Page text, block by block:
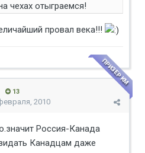
чехах отыграемся!
провал века!!!
13
ПРИЗЕР КМ
2010
Россия-Канада
Канадцам даже